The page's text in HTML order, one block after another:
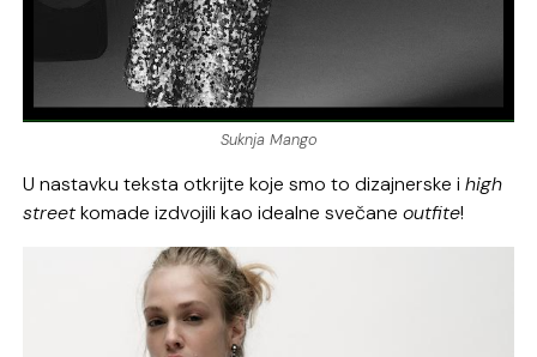
Suknja Mango
U nastavku teksta otkrijte koje smo to dizajnerske ihigh
streetkomade izdvojili kao idealne svečaneoutfite!